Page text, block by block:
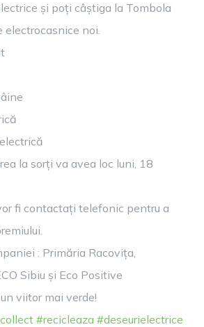
și poți câștiga la Tombola
electrocasnice noi.
la sorți va avea loc luni, 18
fi contactați telefonic pentru a
: Primăria Racovița,
Sibiu și Eco Positive
viitor mai verde!
#recicleaza #deseurielectrice